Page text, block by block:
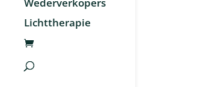
Lichttherapie